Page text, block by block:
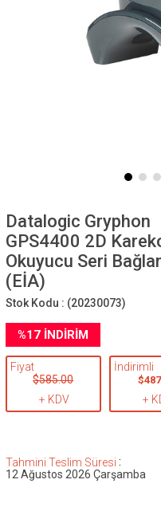
Datalogic Gryphon
GPS4400 2D
Okuyucu Seri
(EİA)
Stok Kodu : (20230073)
%17İNDIRIM
Fiyat
$585.00
+ KDV
İndirimli
+
Tahmini Teslim Süresi :
12 Ağustos 2026 Çarşamba